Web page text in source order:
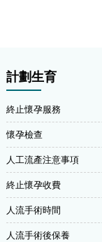
計劃生育
終止懷孕服務
懷孕檢查
人工流產注意事項
終止懷孕收費
人流手術時間
人流手術後保養